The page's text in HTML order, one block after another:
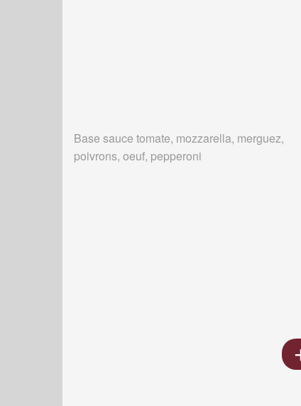
Base sauce tomate, mozzarella, merguez,
poivrons, oeuf, pepperoni